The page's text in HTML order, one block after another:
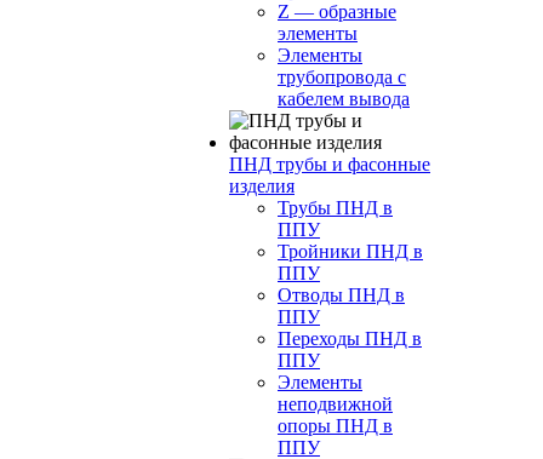
Z — образные
элементы
Элементы
трубопровода с
кабелем вывода
ПНД трубы и фасонные
изделия
Трубы ПНД в
ППУ
Тройники ПНД в
ППУ
Отводы ПНД в
ППУ
Переходы ПНД в
ППУ
Элементы
неподвижной
опоры ПНД в
ППУ